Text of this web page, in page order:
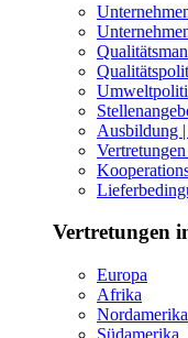
Ausbildung
Vertretungen
Europa
Afrika
Nordamerika
Südamerika